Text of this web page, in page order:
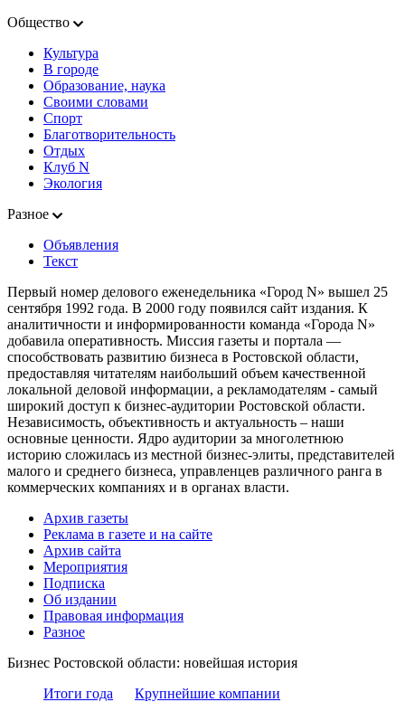
Общество
Культура
В городе
Образование, наука
Своими словами
Спорт
Благотворительность
Отдых
Клуб N
Экология
Разное
Объявления
Текст
Первый номер делового еженедельника «Город N» вышел 25
сентября 1992 года. В 2000 году появился сайт издания. К
аналитичности и информированности команда «Города N»
добавила оперативность. Миссия газеты и портала —
способствовать развитию бизнеса в Ростовской области,
предоставляя читателям наибольший объем качественной
локальной деловой информации, а рекламодателям - самый
широкий доступ к бизнес-аудитории Ростовской области.
Независимость, объективность и актуальность – наши
основные ценности. Ядро аудитории за многолетнюю
историю сложилась из местной бизнес-элиты, представителей
малого и среднего бизнеса, управленцев различного ранга в
коммерческих компаниях и в органах власти.
Архив газеты
Реклама в газете и на сайте
Архив сайта
Мероприятия
Подписка
Об издании
Правовая информация
Разное
Бизнес Ростовской области: новейшая история
Итоги года
Крупнейшие компании